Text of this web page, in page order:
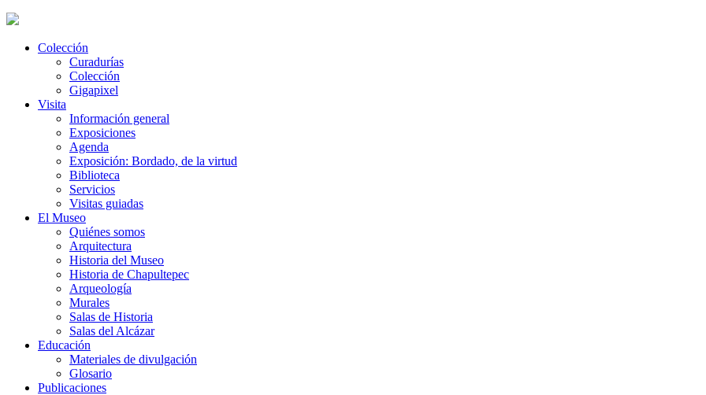
Colección
Curadurías
Colección
Gigapixel
Visita
Información general
Exposiciones
Agenda
Exposición: Bordado, de la virtud
Biblioteca
Servicios
Visitas guiadas
El Museo
Quiénes somos
Arquitectura
Historia del Museo
Historia de Chapultepec
Arqueología
Murales
Salas de Historia
Salas del Alcázar
Educación
Materiales de divulgación
Glosario
Publicaciones